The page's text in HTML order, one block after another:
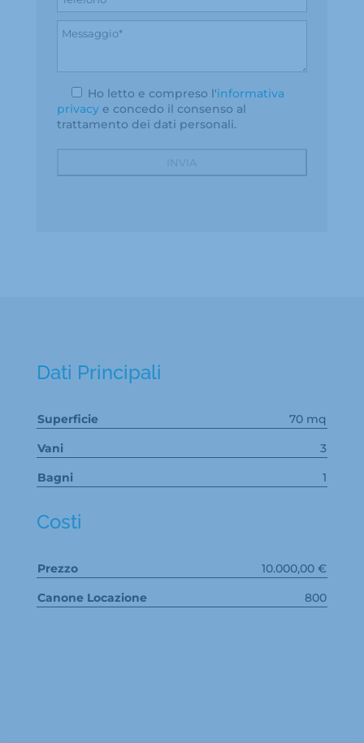
Ho letto e compreso l'informativa
privacye concedo il consenso al
trattamento dei dati personali.
Dati Principali
Superficie
70 mq
Vani
3
Bagni
1
Costi
Prezzo
10.000,00 €
Canone Locazione
800